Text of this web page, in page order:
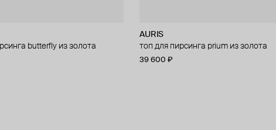
butterfly из золота
AURIS
топ для пирсинга prium из золота
39 600 ₽
золота с бриллиантом
Herald Percy Diamonds
кафф-змея из золота с бриллиантом
67 500 ₽
cassiopea
AURIS
кликер из золота vera
57 900 ₽
Spirito
серьги из золота с фианитами
72 800 ₽